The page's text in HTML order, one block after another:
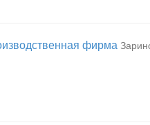
фирма